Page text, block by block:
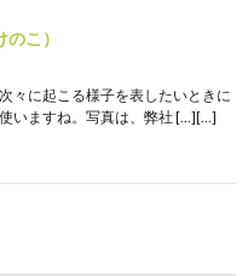
こ）
々に起こる様子を表したいときに
いますね。写真は、弊社 […][…]